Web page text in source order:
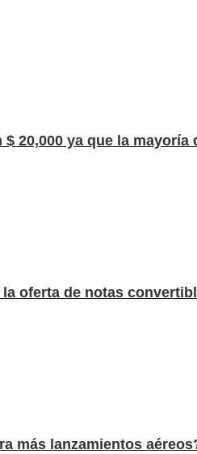
$ 20,000 ya que la
la oferta de notas
más lanzamientos